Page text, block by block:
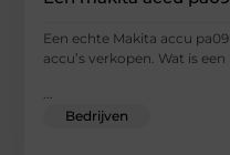
Een echte Makita accu
accu’s verkopen. Wat is
...
Bedrijven